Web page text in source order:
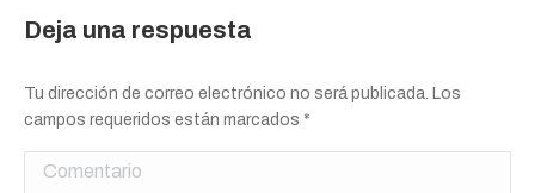
Deja una respuesta
Tu dirección de correo electrónico no será publicada. Los
campos requeridos están marcados *
Comentario